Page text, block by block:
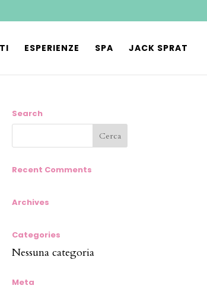
ESPERIENZE SPA JACK SPRAT
Search
Recent Comments
Archives
Categories
Nessuna categoria
Meta